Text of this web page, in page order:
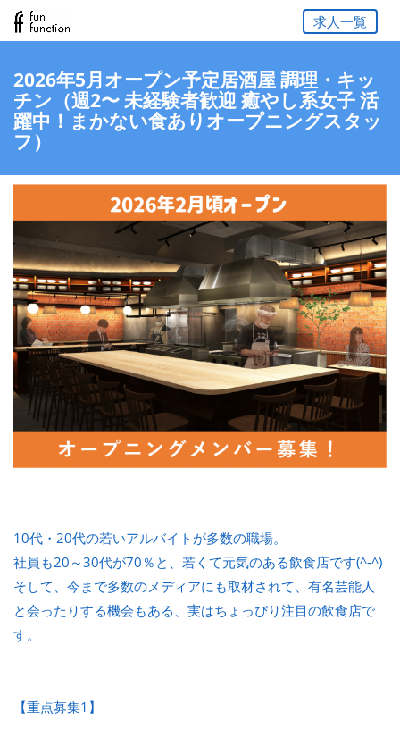
求人一覧
2026年5月オープン予定居酒屋 調理・キッ
チン（週2〜 未経験者歓迎 癒やし系女子 活
躍中！まかない食ありオープニングスタッ
フ）
10代・20代の若いアルバイトが多数の職場。
社員も20～30代が70％と、若くて元気のある飲食店です(^-^)
そして、今まで多数のメディアにも取材されて、有名芸能人
と会ったりする機会もある、実はちょっぴり注目の飲食店で
す。
【重点募集1】